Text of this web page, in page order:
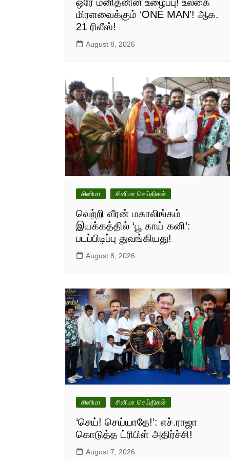
மிரளவைக்கும் ‘ONE MAN’! ஆக.
21 ரிலீஸ்!
August 8, 2026
சினிமா சினிமா செய்திகள்
வெற்றி வீரன் மகாலிங்கம்
இயக்கத்தில் ‘பூ காய் கனி’:
படப்பிடிப்பு துவங்கியது!
August 8, 2026
சினிமா சினிமா செய்திகள்
‘செய்! செய்யாதே!’: எச்.ராஜா
கொடுத்த ட்ரிபிள் அதிர்ச்சி!
August 7, 2026